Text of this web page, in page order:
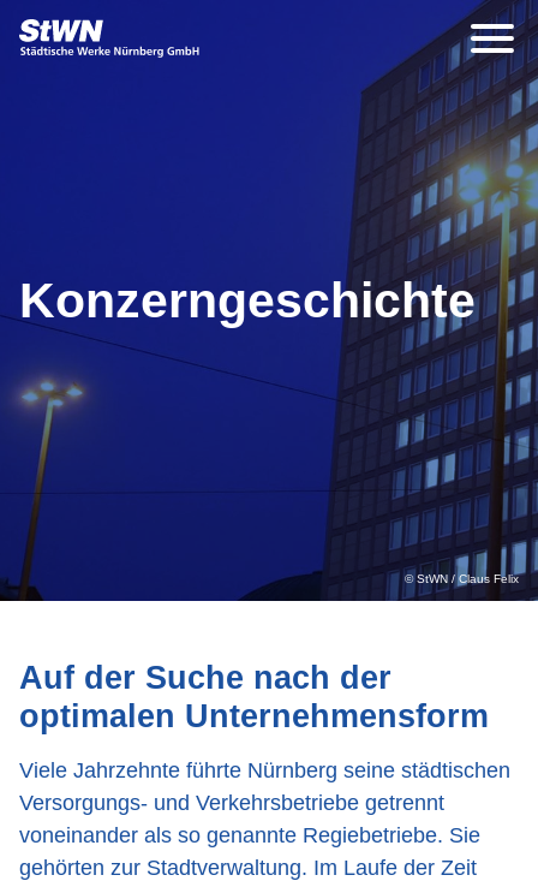
© StWN / Claus Felix
Konzerngeschichte
Auf der Suche nach der
optimalen Unternehmensform
Viele Jahrzehnte führte Nürnberg seine städtischen
Versorgungs- und Verkehrsbetriebe getrennt
voneinander als so genannte Regiebetriebe. Sie
gehörten zur Stadtverwaltung. Im Laufe der Zeit